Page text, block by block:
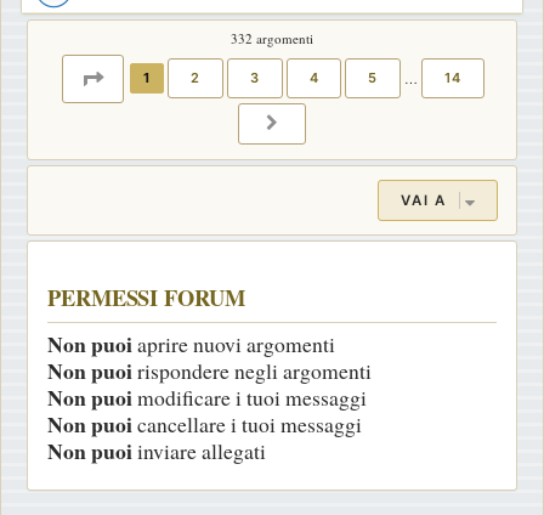
332 argomenti
PAGINA DI
1 2 3 4 5 … 14
VAI A
PERMESSI FORUM
Non puoiaprire nuovi argomenti
Non puoirispondere negli argomenti
Non puoimodificare i tuoi messaggi
Non puoicancellare i tuoi messaggi
Non puoiinviare allegati